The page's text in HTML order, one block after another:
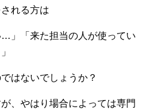
れる方は
…」「来た担当の人が使ってい
はないでしょうか？
、やはり場合によっては専門